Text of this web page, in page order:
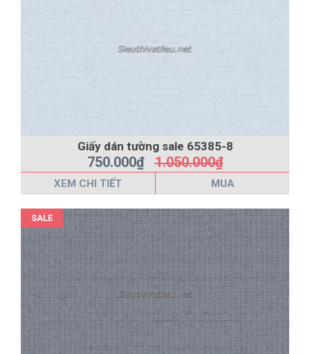
Giấy dán tường sale 65385-8
750.000₫1.050.000₫
XEM CHI TIẾT MUA
SALE